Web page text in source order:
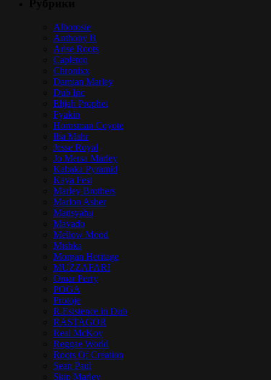
Alborosie
Anthony B
Arise Roots
Capleton
Chronixx
Damian Marley
Dub Inc
Elijah Prophet
Fyakin
Hornsman Coyote
Iba Mahr
Jesse Royal
Jo Mersa Marley
Kabaka Pyramid
Kaya Fest
Marley Brothers
Marlon Asher
Matisyahu
Mavado
Mellow Mood
Mishka
Morgan Heritage
MUZZAFARI
Omar Perry
POGA
Protoje
R.Esistence in Dub
RASTAGOR
Real McKoy
Reggae World
Roots Of Creation
Sean Paul
Skip Marley